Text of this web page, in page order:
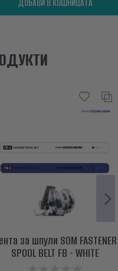
ДОБАВИ В КОШНИЦАТА
за шпули SOM FASTENER
SPOOL BELT FB - WHITE